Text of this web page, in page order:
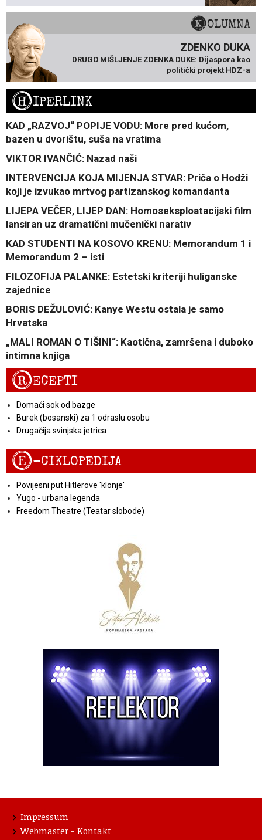
KOLUMNA
ZDENKO DUKA
DRUGO MIŠLJENJE ZDENKA DUKE: Dijaspora kao
politički projekt HDZ-a
HIPERLINK
KAD „RAZVOJ“ POPIJE VODU: More pred kućom,
bazen u dvorištu, suša na vratima
VIKTOR IVANČIĆ: Nazad naši
INTERVENCIJA KOJA MIJENJA STVAR: Priča o Hodži
koji je izvukao mrtvog partizanskog komandanta
LIJEPA VEČER, LIJEP DAN: Homoseksploatacijski film
lansiran uz dramatični mučenički narativ
KAD STUDENTI NA KOSOVO KRENU: Memorandum 1 i
Memorandum 2 – isti
FILOZOFIJA PALANKE: Estetski kriteriji huliganske
zajednice
BORIS DEŽULOVIĆ: Kanye Westu ostala je samo
Hrvatska
„MALI ROMAN O TIŠINI“: Kaotična, zamršena i duboko
intimna knjiga
RECEPTI
Domaći sok od bazge
Burek (bosanski) za 1 odraslu osobu
Drugačija svinjska jetrica
E-CIKLOPEDIJA
Povijesni put Hitlerove 'klonje'
Yugo - urbana legenda
Freedom Theatre (Teatar slobode)
Impressum
Webmaster - Kontakt